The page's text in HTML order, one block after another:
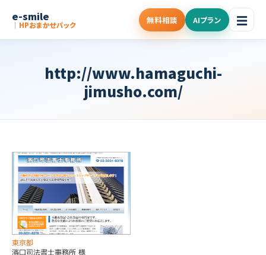
e-smile
｜HPおまかせパック 無料相談 AIプラン ☰
http://www.hamaguchi-
jimusho.com/